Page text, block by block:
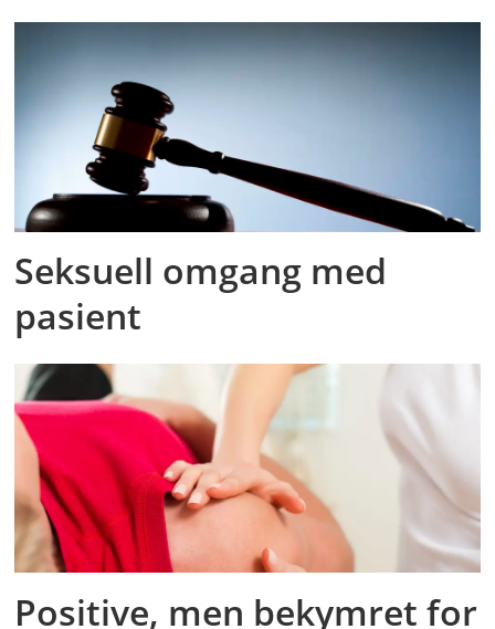
Seksuell omgang med
pasient
Positive, men bekymret for